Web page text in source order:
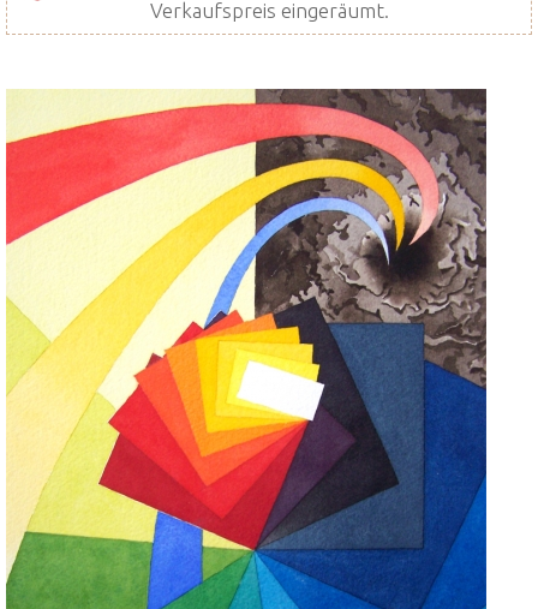
Verkaufspreis eingeräumt.